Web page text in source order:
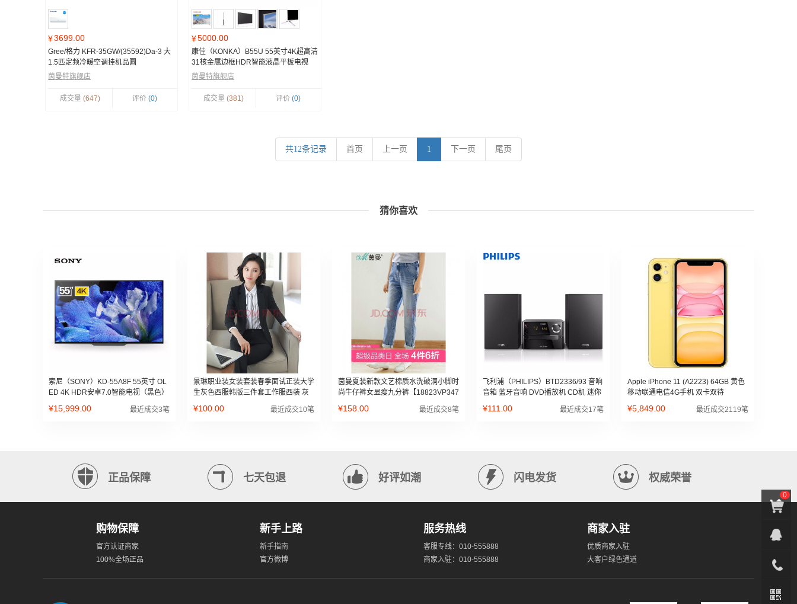
¥3699.00
Gree/格力 KFR-35GW/(35592)Da-3 大
1.5匹定频冷暖空调挂机品圆
茵曼特旗舰店
成交量 (647) 评价 (0)
¥5000.00
康佳（KONKA）B55U 55英寸4K超高清
31核金属边框HDR智能液晶平板电视
茵曼特旗舰店
成交量 (381) 评价 (0)
共12条记录 首页 上一页 1 下一页 尾页
猜你喜欢
索尼（SONY）KD-55A8F 55英寸 OL
ED 4K HDR安卓7.0智能电视（黑色）
¥15,999.00 最近成交3笔
景琳职业装女装套装春季面试正装大学
生灰色西服韩版三件套工作服西装 灰
¥100.00 最近成交10笔
茵曼夏装新款文艺棉质水洗破洞小脚时
尚牛仔裤女显瘦九分裤【18823VP347
¥158.00 最近成交8笔
飞利浦（PHILIPS）BTD2336/93 音响
音箱 蓝牙音响 DVD播放机 CD机 迷你
¥111.00 最近成交17笔
Apple iPhone 11 (A2223) 64GB 黄色
移动联通电信4G手机 双卡双待
¥5,849.00 最近成交2119笔
正品保障 七天包退 好评如潮 闪电发货 权威荣誉
购物保障
官方认证商家
100%全场正品
新手上路
新手指南
官方微博
服务热线
客服专线：010-555888
商家入驻：010-555888
商家入驻
优质商家入驻
大客户绿色通道
0